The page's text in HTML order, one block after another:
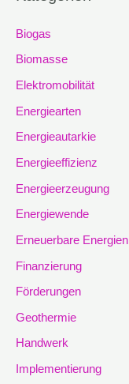
Biogas
Biomasse
Elektromobilität
Energiearten
Energieautarkie
Energieeffizienz
Energieerzeugung
Energiewende
Erneuerbare Energien
Finanzierung
Förderungen
Geothermie
Handwerk
Implementierung